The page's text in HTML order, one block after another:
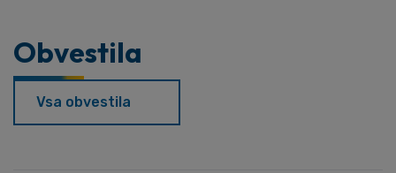
Obvestila
Vsa obvestila